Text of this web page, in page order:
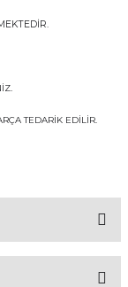
TEDARİK EDİLİR.